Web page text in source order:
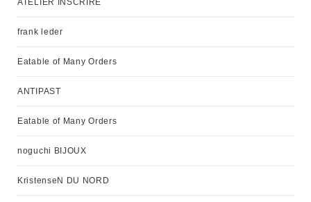
frank leder
Eatable of Many Orders
ANTIPAST
Eatable of Many Orders
noguchi BIJOUX
KristenseN DU NORD